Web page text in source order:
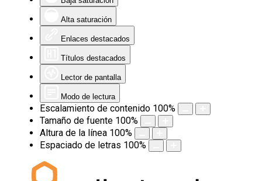
Alta saturación
Enlaces destacados
Títulos destacados
Lector de pantalla
Modo de lectura
Escalamiento de contenido 100%
Tamaño de fuente 100%
Altura de la línea 100%
Espaciado de letras 100%